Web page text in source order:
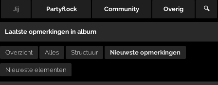
Jij Partyflock Community Overig 🔍
Laatste opmerkingen in album
Overzicht Alles Structuur Nieuwste opmerkingen
Nieuwste elementen